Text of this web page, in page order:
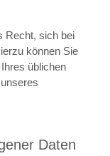
Recht, sich bei
können Sie
üblichen
Daten